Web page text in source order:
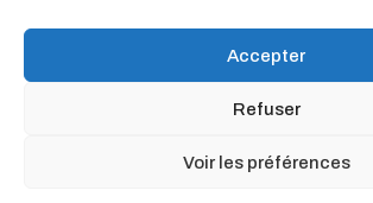
Accepter
Refuser
Voir les préférences
Château de Lourmarin © 2022 Tous
Sacrebleu